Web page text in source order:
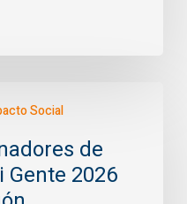
Social
de
Gente 2026